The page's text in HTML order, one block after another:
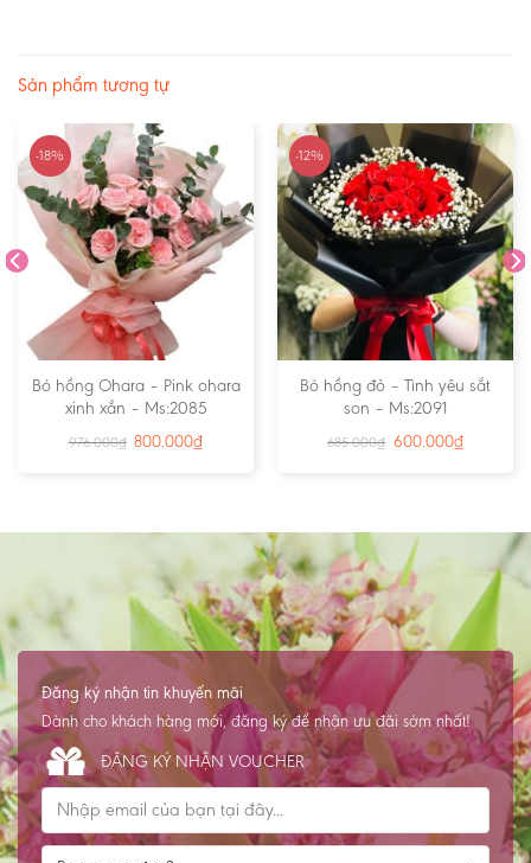
Sản phẩm tương tự
-18%
Bó hồng Ohara – Pink ohara
xinh xắn – Ms:2085
976.000₫ 800.000₫
-12%
Bó hồng đỏ – Tình yêu sắt
son – Ms:2091
685.000₫ 600.000₫
Đăng ký nhận tin khuyến mãi
Dành cho khách hàng mới, đăng ký để nhận ưu đãi sớm nhất!
ĐĂNG KÝ NHẬN VOUCHER